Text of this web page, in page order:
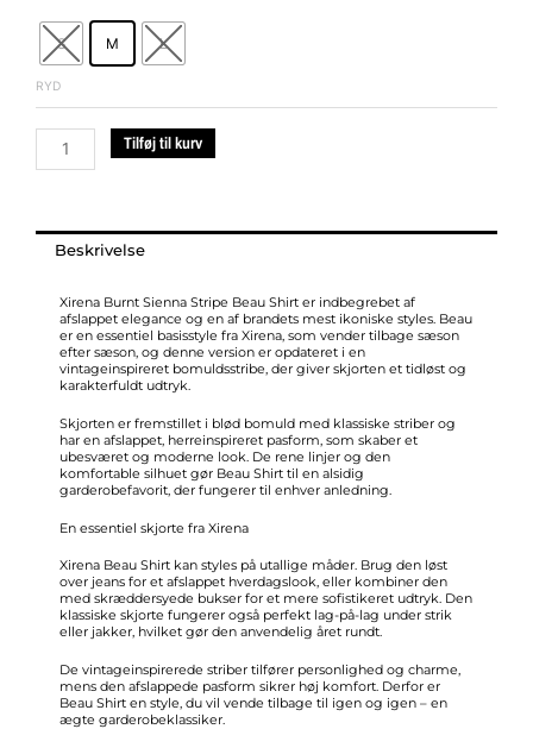
S M L
RYD
Sienna
Stripe
antal
Tilføj til kurv
Beskrivelse
Xirena Burnt Sienna Stripe Beau Shirt er indbegrebet af
afslappet elegance og en af brandets mest ikoniske styles. Beau
er en essentiel basisstyle fra Xirena, som vender tilbage sæson
efter sæson, og denne version er opdateret i en
vintageinspireret bomuldsstribe, der giver skjorten et tidløst og
karakterfuldt udtryk.
Skjorten er fremstillet i blød bomuld med klassiske striber og
har en afslappet, herreinspireret pasform, som skaber et
ubesværet og moderne look. De rene linjer og den
komfortable silhuet gør Beau Shirt til en alsidig
garderobefavorit, der fungerer til enhver anledning.
En essentiel skjorte fra Xirena
Xirena Beau Shirt kan styles på utallige måder. Brug den løst
over jeans for et afslappet hverdagslook, eller kombiner den
med skræddersyede bukser for et mere sofistikeret udtryk. Den
klassiske skjorte fungerer også perfekt lag-på-lag under strik
eller jakker, hvilket gør den anvendelig året rundt.
De vintageinspirerede striber tilfører personlighed og charme,
mens den afslappede pasform sikrer høj komfort. Derfor er
Beau Shirt en style, du vil vende tilbage til igen og igen – en
ægte garderobeklassiker.